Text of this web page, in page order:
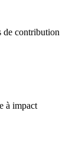
de contribution
à impact